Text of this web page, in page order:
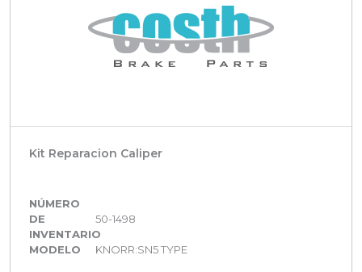
Kit Reparacion Caliper
NÚMERO
DE
INVENTARIO
50-1498
MODELO KNORR:SN5 TYPE